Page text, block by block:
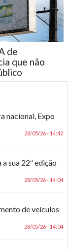
de
que não
nacional, Expo
28/05/26 - 14:42
sua 22ª edição
28/05/26 - 14:04
de veículos
28/05/26 - 14:04